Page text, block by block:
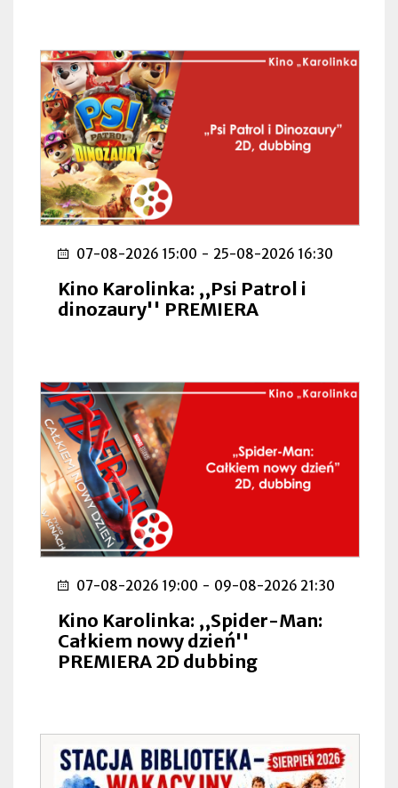
07-08-2026 15:00 - 25-08-2026 16:30
Kino Karolinka: ,,Psi Patrol i
dinozaury'' PREMIERA
07-08-2026 19:00 - 09-08-2026 21:30
Kino Karolinka: ,,Spider-Man:
Całkiem nowy dzień''
PREMIERA 2D dubbing